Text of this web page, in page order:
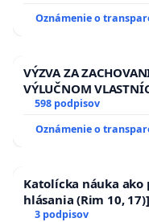
Oznámenie o
VÝZVA ZA
VÝLUČNOM
SLOVENSKEJ
kanálov na
598 podpisov
Oznámenie o
Katolícka náuka
hlásania (Rim 10, 17)]
3 podpisov